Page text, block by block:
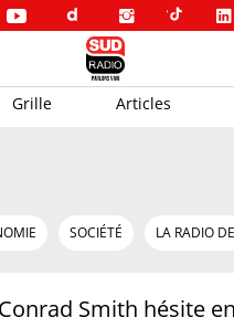
Grille Articles
SOCIÉTÉ LA RADIO
Smith hésite